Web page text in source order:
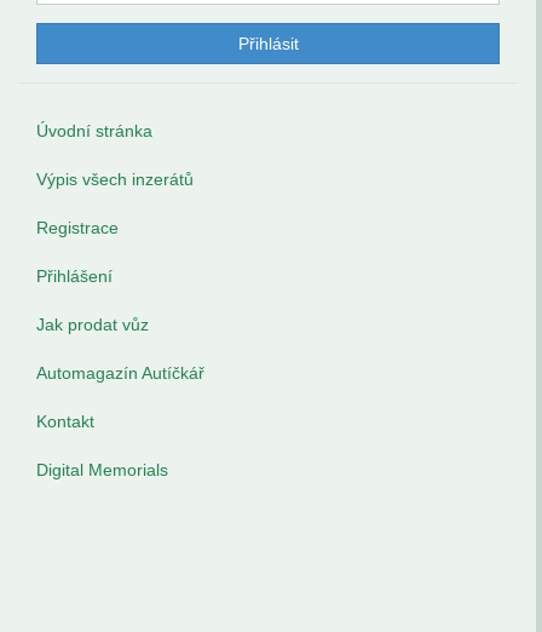
Úvodní stránka
Výpis všech inzerátů
Registrace
Přihlášení
Jak prodat vůz
Automagazín Autíčkář
Kontakt
Digital Memorials